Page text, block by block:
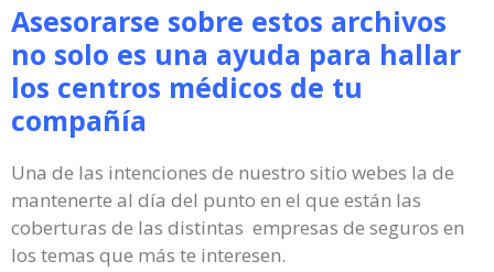
Asesorarse sobre estos archivos
no solo es una ayuda para hallar
los centros médicos de tu
compañía
Una de las intenciones de nuestro sitio webes la de
mantenerte al día del punto en el que están las
coberturas de las distintas empresas de seguros en
los temas que más te interesen.